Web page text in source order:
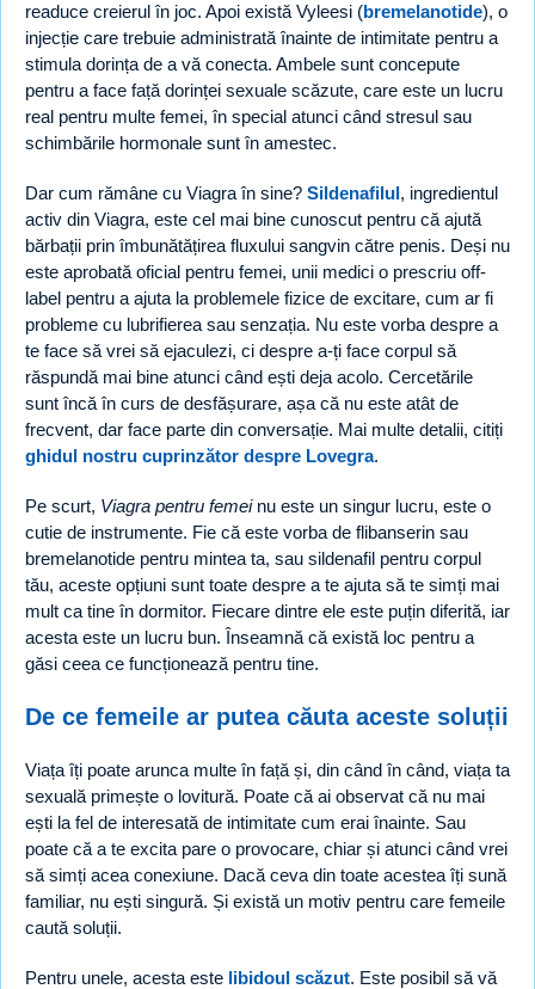
readuce creierul în joc. Apoi există Vyleesi (bremelanotide), o
injecție care trebuie administrată înainte de intimitate pentru a
stimula dorința de a vă conecta. Ambele sunt concepute
pentru a face față dorinței sexuale scăzute, care este un lucru
real pentru multe femei, în special atunci când stresul sau
schimbările hormonale sunt în amestec.
Dar cum rămâne cu Viagra în sine? Sildenafilul, ingredientul
activ din Viagra, este cel mai bine cunoscut pentru că ajută
bărbații prin îmbunătățirea fluxului sangvin către penis. Deși nu
este aprobată oficial pentru femei, unii medici o prescriu off-
label pentru a ajuta la problemele fizice de excitare, cum ar fi
probleme cu lubrifierea sau senzația. Nu este vorba despre a
te face să vrei să ejaculezi, ci despre a-ți face corpul să
răspundă mai bine atunci când ești deja acolo. Cercetările
sunt încă în curs de desfășurare, așa că nu este atât de
frecvent, dar face parte din conversație. Mai multe detalii, citiți
ghidul nostru cuprinzător despre Lovegra.
Pe scurt, Viagra pentru femeinu este un singur lucru, este o
cutie de instrumente. Fie că este vorba de flibanserin sau
bremelanotide pentru mintea ta, sau sildenafil pentru corpul
tău, aceste opțiuni sunt toate despre a te ajuta să te simți mai
mult ca tine în dormitor. Fiecare dintre ele este puțin diferită, iar
acesta este un lucru bun. Înseamnă că există loc pentru a
găsi ceea ce funcționează pentru tine.
De ce femeile ar putea căuta aceste soluții
Viața îți poate arunca multe în față și, din când în când, viața ta
sexuală primește o lovitură. Poate că ai observat că nu mai
ești la fel de interesată de intimitate cum erai înainte. Sau
poate că a te excita pare o provocare, chiar și atunci când vrei
să simți acea conexiune. Dacă ceva din toate acestea îți sună
familiar, nu ești singură. Și există un motiv pentru care femeile
caută soluții.
Pentru unele, acesta este libidoul scăzut. Este posibil să vă